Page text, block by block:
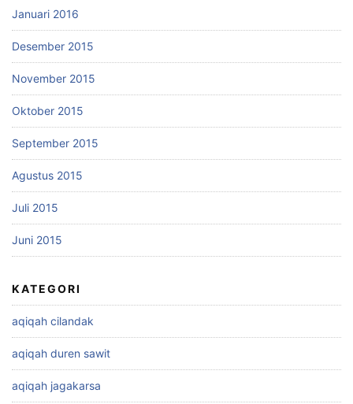
Januari 2016
Desember 2015
November 2015
Oktober 2015
September 2015
Agustus 2015
Juli 2015
Juni 2015
KATEGORI
aqiqah cilandak
aqiqah duren sawit
aqiqah jagakarsa